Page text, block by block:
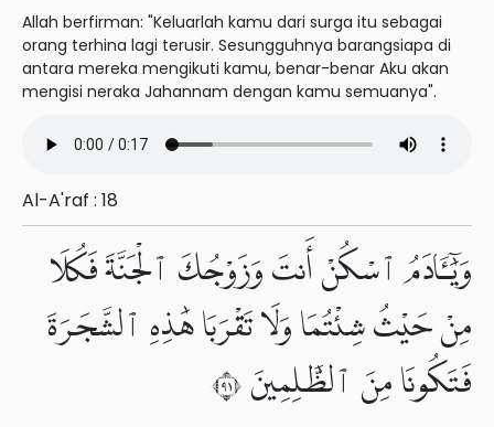
Allah berfirman: "Keluarlah kamu dari surga itu sebagai
orang terhina lagi terusir. Sesungguhnya barangsiapa di
antara mereka mengikuti kamu, benar-benar Aku akan
mengisi neraka Jahannam dengan kamu semuanya".
Al-A'raf : 18
وَيَٰٓـَٔادَمُ ٱسْكُنْ أَنتَ وَزَوْجُكَ ٱلْجَنَّةَ فَكُلَا
مِنْ حَيْثُ شِئْتُمَا وَلَا تَقْرَبَا هَٰذِهِ ٱلشَّجَرَةَ
فَتَكُونَا مِنَ ٱلظَّٰلِمِينَ ١٩